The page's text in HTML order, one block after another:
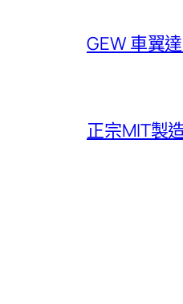
GEW 車翼
正宗MIT製